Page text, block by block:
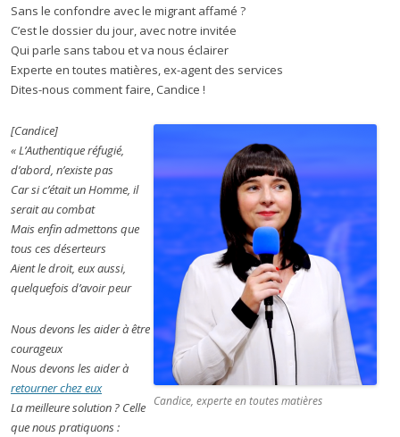
Sans le confondre avec le migrant affamé ?
C’est le dossier du jour, avec notre invitée
Qui parle sans tabou et va nous éclairer
Experte en toutes matières, ex-agent des services
Dites-nous comment faire, Candice !
Candice, experte en toutes matières
[Candice]
« L’Authentique réfugié,
d’abord, n’existe pas
Car si c’était un Homme, il
serait au combat
Mais enfin admettons que
tous ces déserteurs
Aient le droit, eux aussi,
quelquefois d’avoir peur
Nous devons les aider à être
courageux
Nous devons les aider à
retourner chez eux
La meilleure solution ? Celle
que nous pratiquons :